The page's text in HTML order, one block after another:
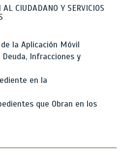
CIUDADANO Y SERVICIOS
la Aplicación Móvil
Infracciones y
en la
que Obran en los